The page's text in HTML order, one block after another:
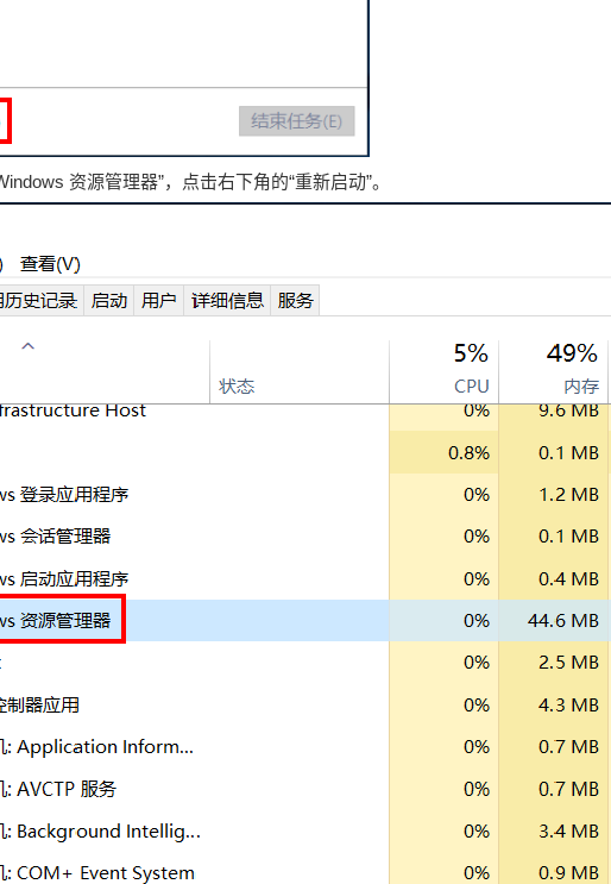
资源管理器”，点击右下角的“重新启动”。